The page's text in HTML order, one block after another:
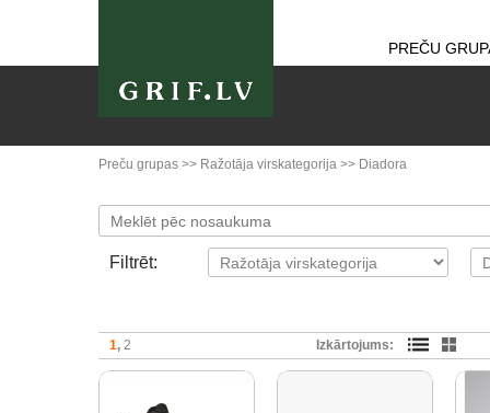
PREČU
Preču grupas >> Ražotāja virskategorija >> Diadora
Filtrēt:
1 2 Izkārtojums: